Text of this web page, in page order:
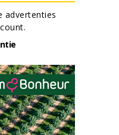
advertenties